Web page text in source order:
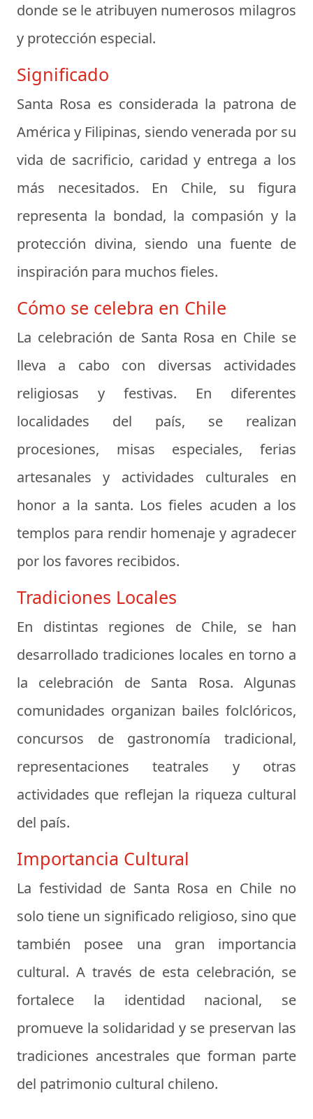
donde se le atribuyen numerosos milagros
y protección especial.
Significado
Santa Rosa es considerada la patrona de
América y Filipinas, siendo venerada por su
vida de sacrificio, caridad y entrega a los
más necesitados. En Chile, su figura
representa la bondad, la compasión y la
protección divina, siendo una fuente de
inspiración para muchos fieles.
Cómo se celebra en Chile
La celebración de Santa Rosa en Chile se
lleva a cabo con diversas actividades
religiosas y festivas. En diferentes
localidades del país, se realizan
procesiones, misas especiales, ferias
artesanales y actividades culturales en
honor a la santa. Los fieles acuden a los
templos para rendir homenaje y agradecer
por los favores recibidos.
Tradiciones Locales
En distintas regiones de Chile, se han
desarrollado tradiciones locales en torno a
la celebración de Santa Rosa. Algunas
comunidades organizan bailes folclóricos,
concursos de gastronomía tradicional,
representaciones teatrales y otras
actividades que reflejan la riqueza cultural
del país.
Importancia Cultural
La festividad de Santa Rosa en Chile no
solo tiene un significado religioso, sino que
también posee una gran importancia
cultural. A través de esta celebración, se
fortalece la identidad nacional, se
promueve la solidaridad y se preservan las
tradiciones ancestrales que forman parte
del patrimonio cultural chileno.